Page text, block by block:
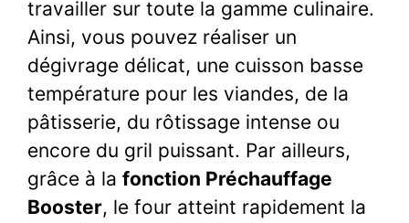
travailler sur toute la gamme culinaire.
Ainsi, vous pouvez réaliser un
dégivrage délicat, une cuisson basse
température pour les viandes, de la
pâtisserie, du rôtissage intense ou
encore du gril puissant. Par ailleurs,
grâce à la fonction Préchauffage
Booster, le four atteint rapidement la